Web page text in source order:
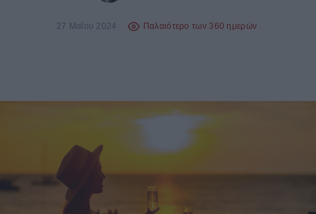
27 Μαΐου 2024 Παλαιότερο των 360 ημερών